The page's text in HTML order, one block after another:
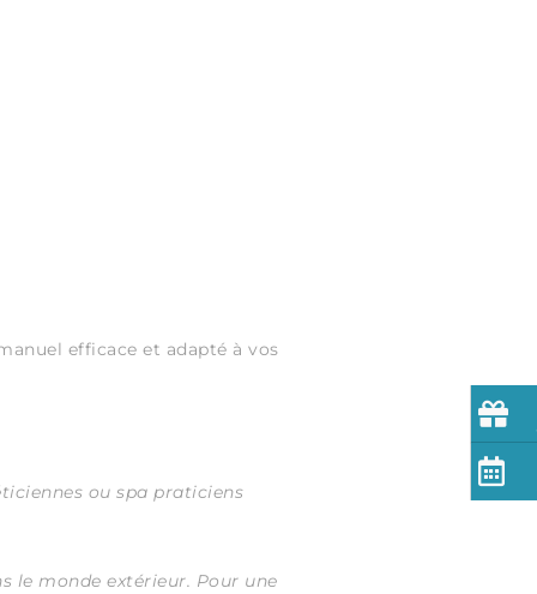
efficace et adapté à vos
ou spa praticiens
le monde extérieur. Pour une